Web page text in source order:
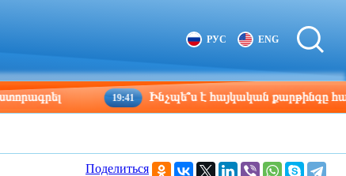
РУС ENG
19:41 Ինչպե՞ս է հայկական քարթինգը հաղթահարում
Поделиться